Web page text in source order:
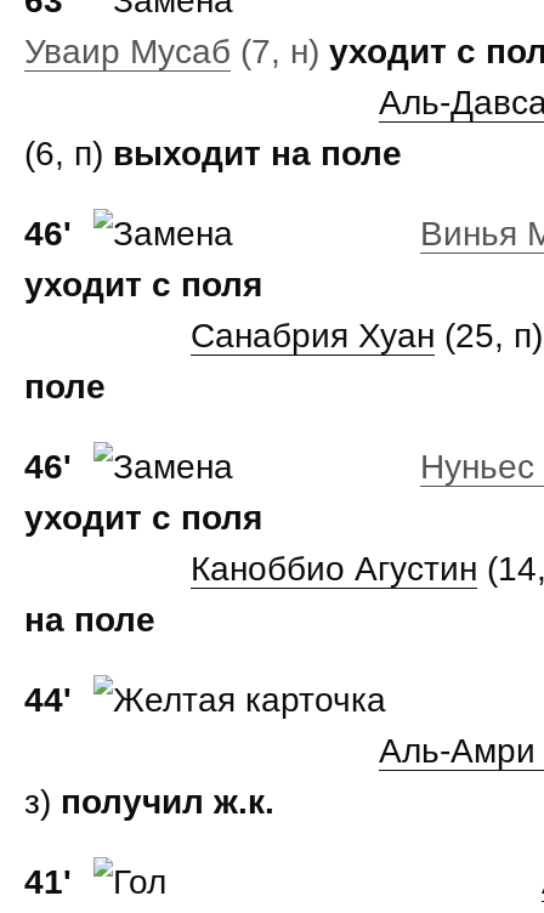
Уваир Мусаб (7, н) уходит с
Аль-
(6, п) выходит на поле
46'
Винья
уходит с поля
Санабрия Хуан (25,
поле
46'
уходит с поля
Каноббио Агустин
на поле
44'
Аль-Амри
з) получил ж.к.
41'